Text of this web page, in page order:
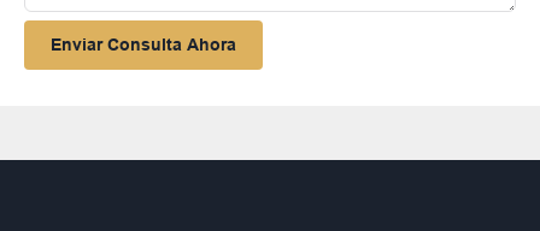
Enviar Consulta Ahora